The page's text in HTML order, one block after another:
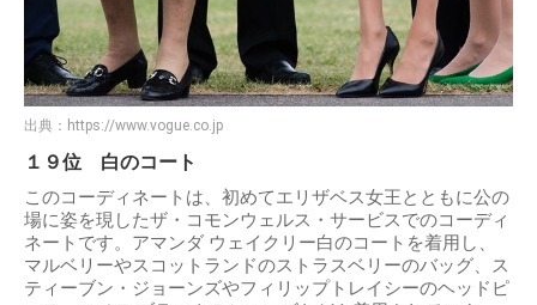
出典： https://www.vogue.co.jp
１９位 白のコート
このコーディネートは、初めてエリザベス女王とともに公の
場に姿を現したザ・コモンウェルス・サービスでのコーディ
ネートです。アマンダ ウェイクリー白のコートを着用し、
マルベリーやスコットランドのストラスベリーのバッグ、ス
ティーブン・ジョーンズやフィリップトレイシーのヘッドピ